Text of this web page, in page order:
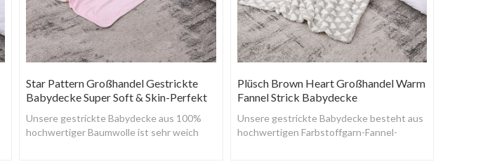
Star Pattern Großhandel Gestrickte
Babydecke Super Soft & Skin-Perfekt
Unsere gestrickte Babydecke aus 100%
hochwertiger Baumwolle ist sehr weich
Plüsch Brown Heart Großhandel Warm
Fannel Strick Babydecke
Unsere gestrickte Babydecke besteht aus
hochwertigen Farbstoffgarn-Fannel-